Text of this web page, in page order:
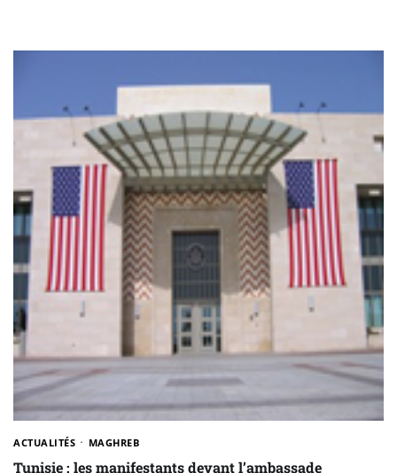
ACTUALITÉS MAGHREB
Tunisie : les manifestants devant l’ambassade